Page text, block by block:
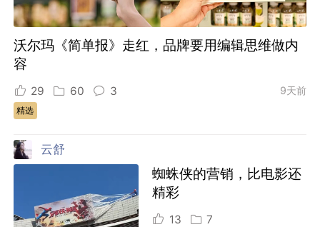
沃尔玛《简单报》走红，品牌要用编辑思维做内
容
29 60 3 9天前
精选
云舒
蜘蛛侠的营销，比电影还
精彩
13 7